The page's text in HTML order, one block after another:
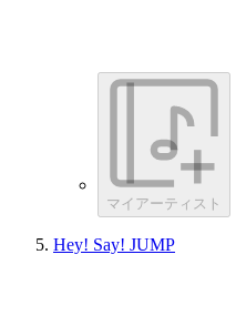
マイアーティスト
Hey! Say! JUMP